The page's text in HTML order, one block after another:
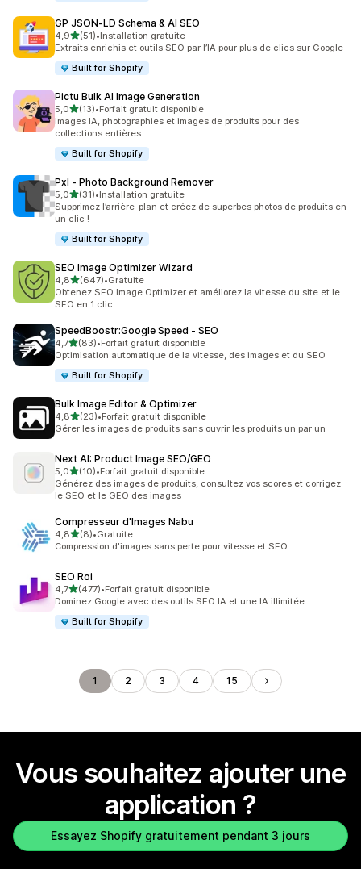
GP JSON‑LD Schema & AI SEO
4,9étoile(s) sur 5
(51)
51 avis au total
•Installation gratuite
Extraits enrichis et outils SEO par l’IA pour plus de clics sur Google
Built for Shopify
Pictu Bulk AI Image Generation
5,0étoile(s) sur 5
(13)
13 avis au total
•Forfait gratuit disponible
Images IA, photographies et images de produits pour des
collections entières
Built for Shopify
Pxl ‑ Photo Background Remover
5,0étoile(s) sur 5
(31)
31 avis au total
•Installation gratuite
Supprimez l’arrière-plan et créez de superbes photos de produits en
un clic !
Built for Shopify
SEO Image Optimizer Wizard
4,8étoile(s) sur 5
(647)
647 avis au total
•Gratuite
Obtenez SEO Image Optimizer et améliorez la vitesse du site et le
SEO en 1 clic.
SpeedBoostr:Google Speed ‑ SEO
4,7étoile(s) sur 5
(83)
83 avis au total
•Forfait gratuit disponible
Optimisation automatique de la vitesse, des images et du SEO
Built for Shopify
Bulk Image Editor & Optimizer
4,8étoile(s) sur 5
(23)
23 avis au total
•Forfait gratuit disponible
Gérer les images de produits sans ouvrir les produits un par un
Next AI: Product Image SEO/GEO
5,0étoile(s) sur 5
(10)
10 avis au total
•Forfait gratuit disponible
Générez des images de produits, consultez vos scores et corrigez
le SEO et le GEO des images
Compresseur d'Images Nabu
4,8étoile(s) sur 5
(8)
8 avis au total
•Gratuite
Compression d'images sans perte pour vitesse et SEO.
SEO Roi
4,7étoile(s) sur 5
(477)
477 avis au total
•Forfait gratuit disponible
Dominez Google avec des outils SEO IA et une IA illimitée
Built for Shopify
1 2 3 4 15
Vous souhaitez ajouter une
application ?
Essayez Shopify gratuitement pendant 3 jours